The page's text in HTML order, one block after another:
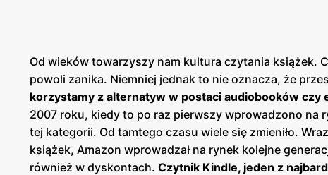
Od wieków towarzyszy nam kultura czytania książek.
powoli zanika. Niemniej jednak to nie oznacza, że
korzystamy z alternatyw w postaci audiobooków czy
2007 roku, kiedy to po raz pierwszy wprowadzono na
tej kategorii. Od tamtego czasu wiele się zmieniło.
książek, Amazon wprowadzał na rynek kolejne
również w dyskontach. Czytnik Kindle, jeden z